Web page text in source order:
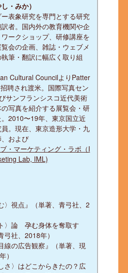
・みか）
表象研究を専門とする研究
者。国内外の教育機関や企
ークショップ、研修講座を
会の企画、雑誌・ウェブメ
筆・翻訳に幅広く取り組
Cultural CouncilよりPatter
聘され渡米。国際写真セン
サンフランシスコ近代美術
写真を紹介する展覧会・研
2010〜19年、東京国立近
。現在、東京造形大学・九
および
・マーケティング・ラボ（I
Lab, IML)
〉視点』（単著、青弓社、2
〉論 孕む身体を奪取す
弓社、2018年）
線の広告観察』（単著、現
）
さ〉はどこからきたの？広